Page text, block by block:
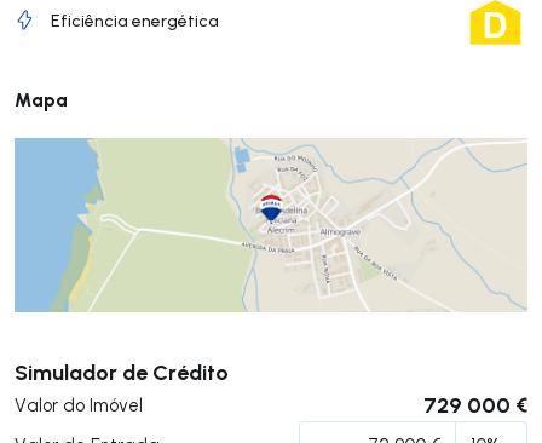
Eficiência energética
Mapa
Simulador de Crédito
Valor do Imóvel 729 000 €
Submeter